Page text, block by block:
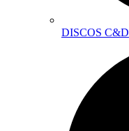
DISCOS C&D